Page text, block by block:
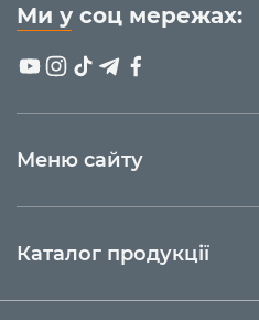
Меню сайту
Каталог продукції
Ми у соц мережах: